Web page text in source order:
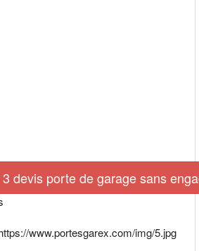
devis porte de garage sans
www.portesgarex.com/img/5.jpg